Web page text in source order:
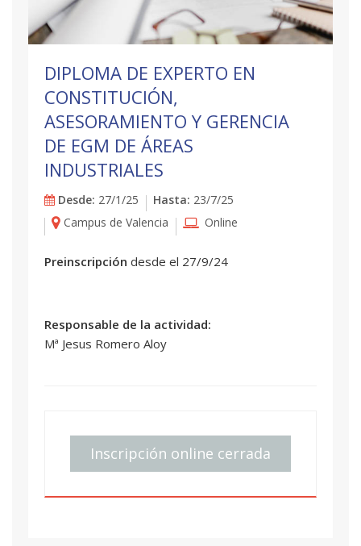
DIPLOMA DE EXPERTO EN
CONSTITUCIÓN,
ASESORAMIENTO Y GERENCIA
DE EGM DE ÁREAS
INDUSTRIALES
Desde: 27/1/25 Hasta: 23/7/25
Campus de Valencia
Online
Preinscripción desde el 27/9/24
Responsable de la actividad:
Mª Jesus Romero Aloy
Inscripción online cerrada